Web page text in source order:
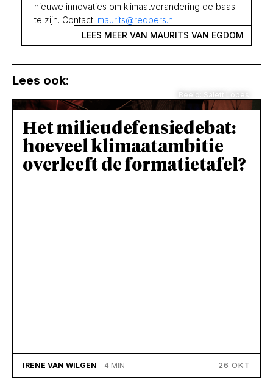
nieuwe innovaties om klimaatverandering de baas
te zijn. Contact: maurits@redpers.nl
LEES MEER VAN MAURITS VAN EGDOM
Lees ook:
Beeld: Salett Lopes
Het milieudefensiedebat:
hoeveel klimaatambitie
overleeft de formatietafel?
IRENE VAN WILGEN - 4 MIN 26 OKT